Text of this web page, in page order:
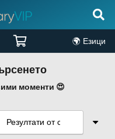
🌍 Езици
моменти 😍